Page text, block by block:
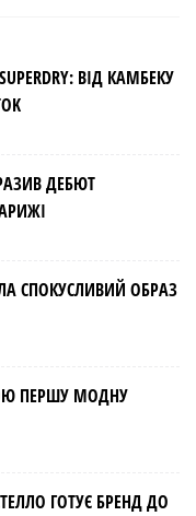
ВІД КАМБЕКУ
ДЕБЮТ
СПОКУСЛИВИЙ ОБРАЗ
ПЕРШУ МОДНУ
ГОТУЄ БРЕНД ДО